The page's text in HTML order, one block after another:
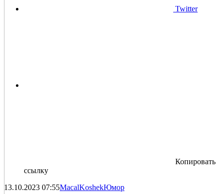
Twitter
Копировать
ссылку
13.10.2023 07:55MacalKoshekЮмор